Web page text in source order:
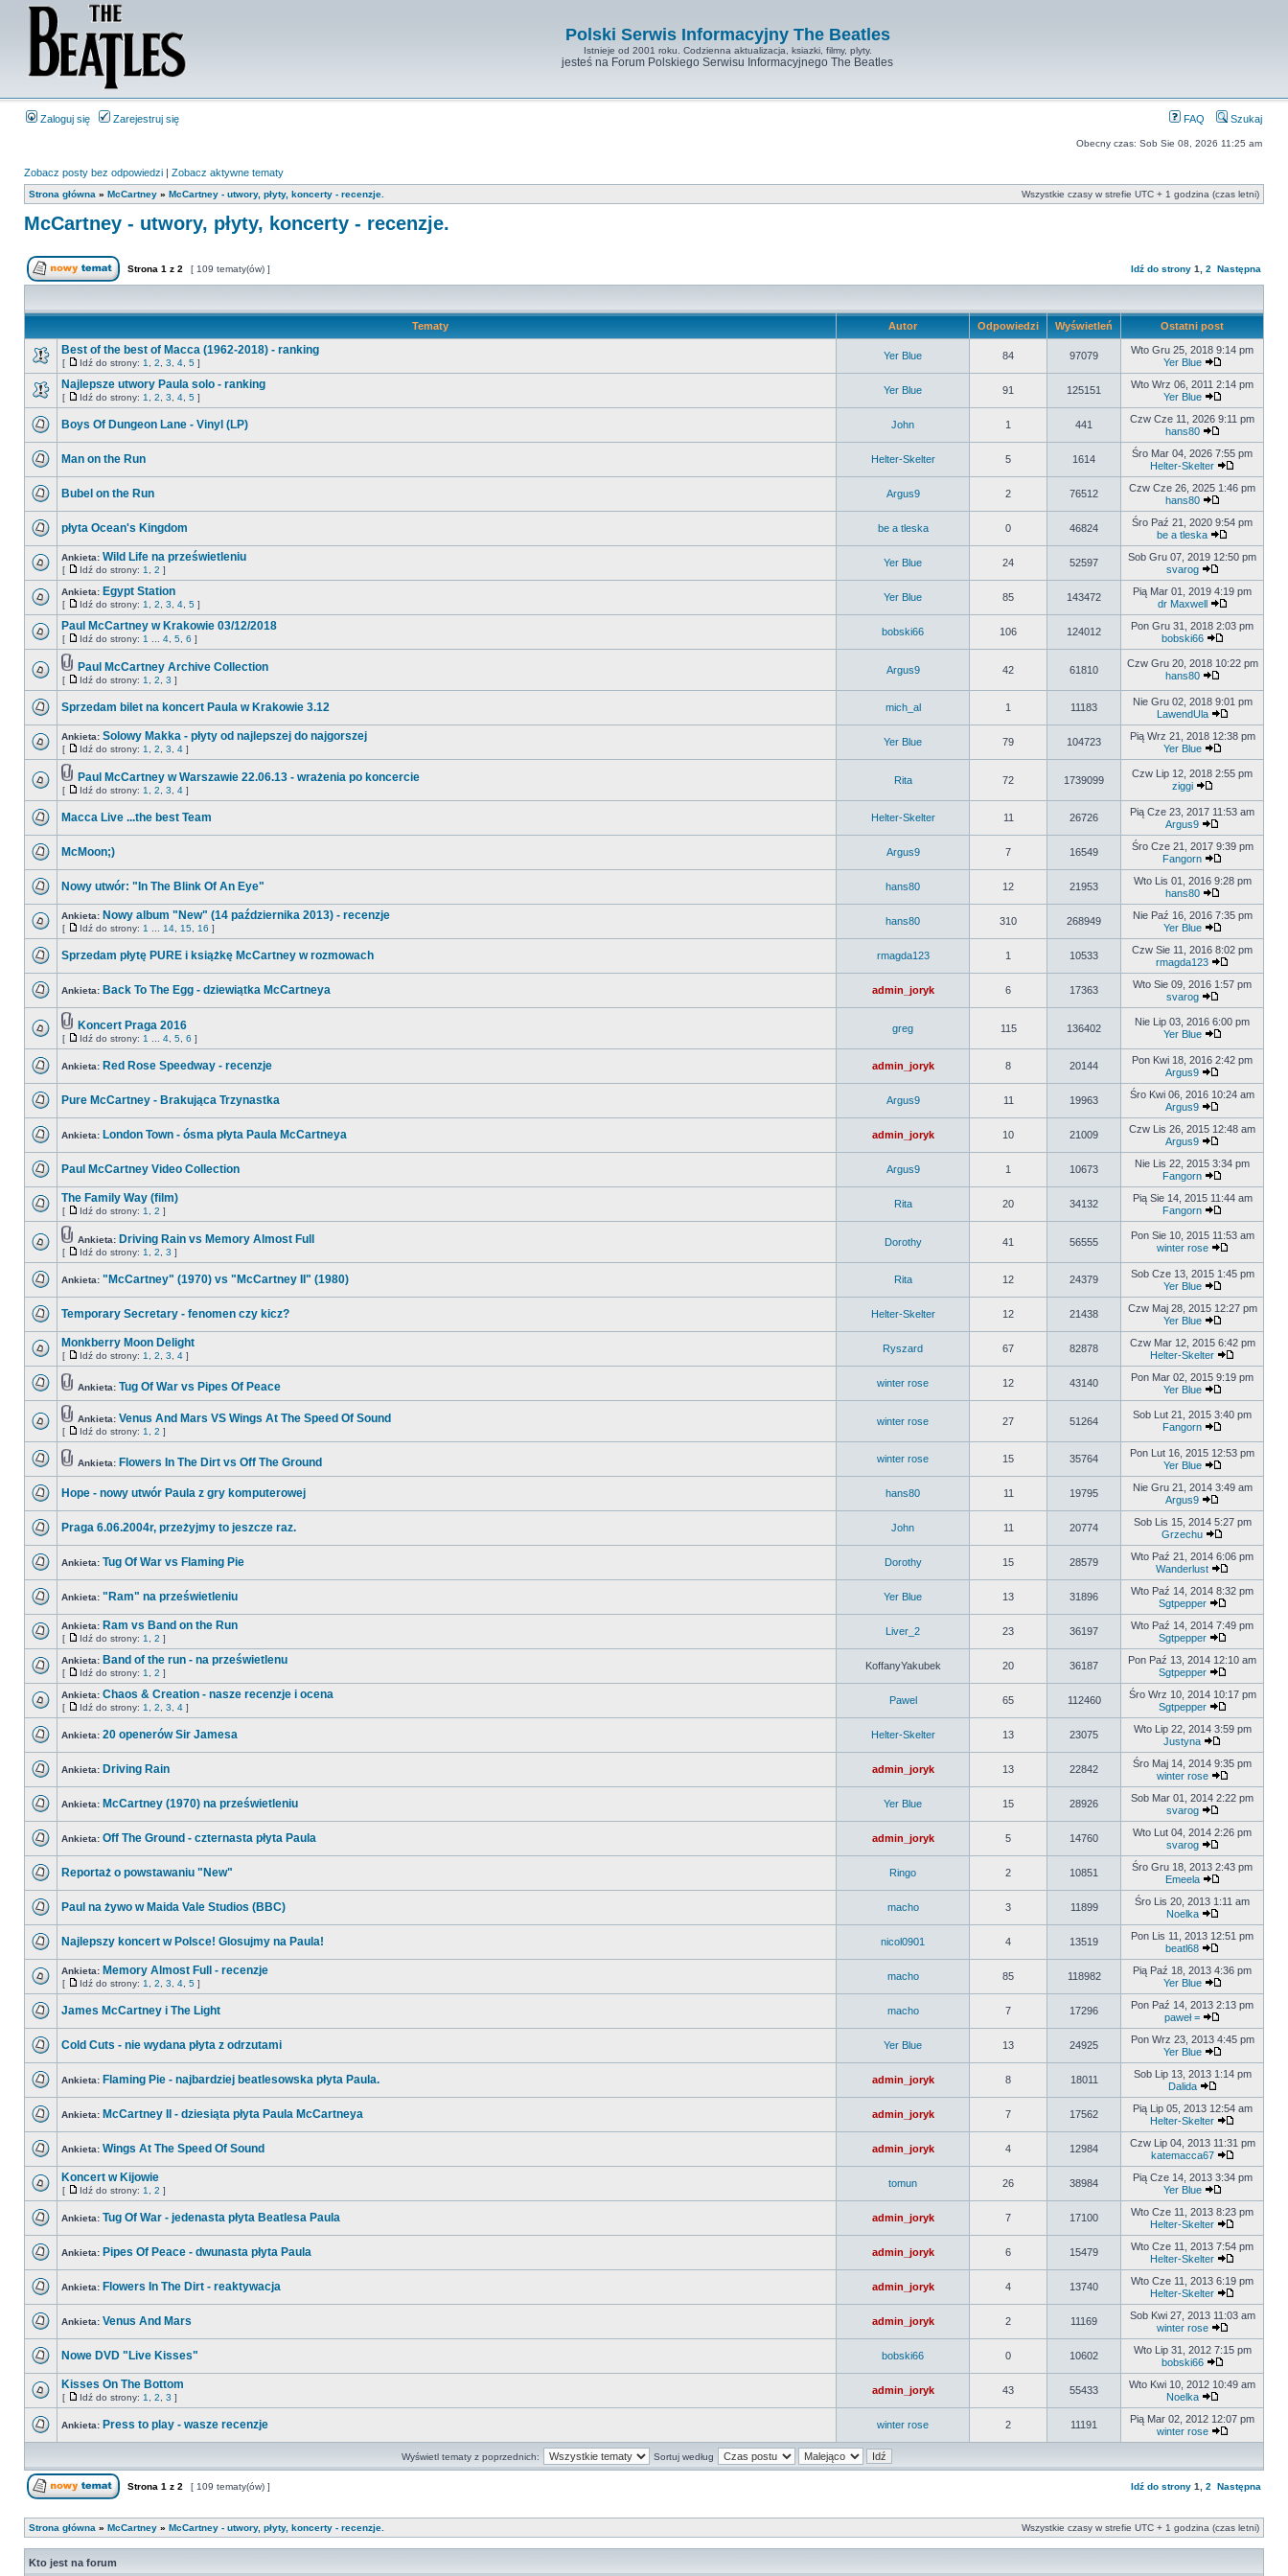
Polski Serwis Informacyjny The Beatles
Istnieje od 2001 roku. Codzienna aktualizacja, ksiazki, filmy, plyty.
jesteś na Forum Polskiego Serwisu Informacyjnego The Beatles
Zaloguj się Zarejestruj się FAQ Szukaj
Obecny czas: Sob Sie 08, 2026 11:25 am
Zobacz posty bez odpowiedzi | Zobacz aktywne tematy
Strona główna » McCartney » McCartney - utwory, płyty, koncerty - recenzje. Wszystkie czasy w strefie UTC + 1 godzina (czas letni)
McCartney - utwory, płyty, koncerty - recenzje.
Strona 1 z 2 [ 109 tematy(ów) ] Idź do strony 1 2 Następna
Tematy Autor Odpowiedzi Wyświetleń Ostatni post
Best of the best of Macca (1962-2018) - ranking
[ Idź do strony: 1 2 3 4 5 ]
Yer Blue 84 97079
Wto Gru 25, 2018 9:14 pm
Yer Blue
Najlepsze utwory Paula solo - ranking
[ Idź do strony: 1 2 3 4 5 ]
Yer Blue 91 125151
Wto Wrz 06, 2011 2:14 pm
Yer Blue
Boys Of Dungeon Lane - Vinyl (LP) John 1 441
Czw Cze 11, 2026 9:11 pm
hans80
Man on the Run Helter-Skelter 5 1614
Śro Mar 04, 2026 7:55 pm
Helter-Skelter
Bubel on the Run Argus9 2 76512
Czw Cze 26, 2025 1:46 pm
hans80
płyta Ocean's Kingdom be a tleska 0 46824
Śro Paź 21, 2020 9:54 pm
be a tleska
Ankieta: Wild Life na prześwietleniu
[ Idź do strony: 1 2 ]
Yer Blue 24 52597
Sob Gru 07, 2019 12:50 pm
svarog
Ankieta: Egypt Station
[ Idź do strony: 1 2 3 4 5 ]
Yer Blue 85 143472
Pią Mar 01, 2019 4:19 pm
dr Maxwell
Paul McCartney w Krakowie 03/12/2018
[ Idź do strony: 1 4 5 6 ]
bobski66 106 124012
Pon Gru 31, 2018 2:03 pm
bobski66
Paul McCartney Archive Collection
[ Idź do strony: 1 2 3 ]
Argus9 42 61810
Czw Gru 20, 2018 10:22 pm
hans80
Sprzedam bilet na koncert Paula w Krakowie 3.12 mich_al 1 11183
Nie Gru 02, 2018 9:01 pm
LawendUla
Ankieta: Solowy Makka - płyty od najlepszej do najgorszej
[ Idź do strony: 1 2 3 4 ]
Yer Blue 79 104723
Pią Wrz 21, 2018 12:38 pm
Yer Blue
Paul McCartney w Warszawie 22.06.13 - wrażenia po koncercie
[ Idź do strony: 1 2 3 4 ]
Rita 72 1739099
Czw Lip 12, 2018 2:55 pm
ziggi
Macca Live ...the best Team Helter-Skelter 11 26726
Pią Cze 23, 2017 11:53 am
Argus9
McMoon;) Argus9 7 16549
Śro Cze 21, 2017 9:39 pm
Fangorn
Nowy utwór: "In The Blink Of An Eye" hans80 12 21953
Wto Lis 01, 2016 9:28 pm
hans80
Ankieta: Nowy album "New" (14 października 2013) - recenzje
[ Idź do strony: 1 14 15 16 ]
hans80 310 268949
Nie Paź 16, 2016 7:35 pm
Yer Blue
Sprzedam płytę PURE i książkę McCartney w rozmowach rmagda123 1 10533
Czw Sie 11, 2016 8:02 pm
rmagda123
Ankieta: Back To The Egg - dziewiątka McCartneya admin_joryk 6 17363
Wto Sie 09, 2016 1:57 pm
svarog
Koncert Praga 2016
[ Idź do strony: 1 4 5 6 ]
greg 115 136402
Nie Lip 03, 2016 6:00 pm
Yer Blue
Ankieta: Red Rose Speedway - recenzje admin_joryk 8 20144
Pon Kwi 18, 2016 2:42 pm
Argus9
Pure McCartney - Brakująca Trzynastka Argus9 11 19963
Śro Kwi 06, 2016 10:24 am
Argus9
Ankieta: London Town - ósma płyta Paula McCartneya admin_joryk 10 21009
Czw Lis 26, 2015 12:48 am
Argus9
Paul McCartney Video Collection Argus9 1 10673
Nie Lis 22, 2015 3:34 pm
Fangorn
The Family Way (film)
[ Idź do strony: 1 2 ]
Rita 20 34132
Pią Sie 14, 2015 11:44 am
Fangorn
Ankieta: Driving Rain vs Memory Almost Full
[ Idź do strony: 1 2 3 ]
Dorothy 41 56555
Pon Sie 10, 2015 11:53 am
winter rose
Ankieta: "McCartney" (1970) vs "McCartney II" (1980) Rita 12 24379
Sob Cze 13, 2015 1:45 pm
Yer Blue
Temporary Secretary - fenomen czy kicz? Helter-Skelter 12 21438
Czw Maj 28, 2015 12:27 pm
Yer Blue
Monkberry Moon Delight
[ Idź do strony: 1 2 3 4 ]
Ryszard 67 82878
Czw Mar 12, 2015 6:42 pm
Helter-Skelter
Ankieta: Tug Of War vs Pipes Of Peace winter rose 12 43140
Pon Mar 02, 2015 9:19 pm
Yer Blue
Ankieta: Venus And Mars VS Wings At The Speed Of Sound
[ Idź do strony: 1 2 ]
winter rose 27 51264
Sob Lut 21, 2015 3:40 pm
Fangorn
Ankieta: Flowers In The Dirt vs Off The Ground winter rose 15 35764
Pon Lut 16, 2015 12:53 pm
Yer Blue
Hope - nowy utwór Paula z gry komputerowej hans80 11 19795
Nie Gru 21, 2014 3:49 am
Argus9
Praga 6.06.2004r, przeżyjmy to jeszcze raz. John 11 20774
Sob Lis 15, 2014 5:27 pm
Grzechu
Ankieta: Tug Of War vs Flaming Pie Dorothy 15 28579
Wto Paź 21, 2014 6:06 pm
Wanderlust
Ankieta: "Ram" na prześwietleniu Yer Blue 13 31896
Wto Paź 14, 2014 8:32 pm
Sgtpepper
Ankieta: Ram vs Band on the Run
[ Idź do strony: 1 2 ]
Liver_2 23 36197
Wto Paź 14, 2014 7:49 pm
Sgtpepper
Ankieta: Band of the run - na prześwietlenu
[ Idź do strony: 1 2 ]
KoffanyYakubek 20 36187
Pon Paź 13, 2014 12:10 am
Sgtpepper
Ankieta: Chaos & Creation - nasze recenzje i ocena
[ Idź do strony: 1 2 3 4 ]
Pawel 65 112460
Śro Wrz 10, 2014 10:17 pm
Sgtpepper
Ankieta: 20 openerów Sir Jamesa Helter-Skelter 13 23075
Wto Lip 22, 2014 3:59 pm
Justyna
Ankieta: Driving Rain admin_joryk 13 22842
Śro Maj 14, 2014 9:35 pm
winter rose
Ankieta: McCartney (1970) na prześwietleniu Yer Blue 15 28926
Sob Mar 01, 2014 2:22 pm
svarog
Ankieta: Off The Ground - czternasta płyta Paula admin_joryk 5 14760
Wto Lut 04, 2014 2:26 pm
svarog
Reportaż o powstawaniu "New" Ringo 2 10851
Śro Gru 18, 2013 2:43 pm
Emeela
Paul na żywo w Maida Vale Studios (BBC) macho 3 11899
Śro Lis 20, 2013 1:11 am
Noelka
Najlepszy koncert w Polsce! Glosujmy na Paula! nicol0901 4 13519
Pon Lis 11, 2013 12:51 pm
beatl68
Ankieta: Memory Almost Full - recenzje
[ Idź do strony: 1 2 3 4 5 ]
macho 85 118982
Pią Paź 18, 2013 4:36 pm
Yer Blue
James McCartney i The Light macho 7 17296
Pon Paź 14, 2013 2:13 pm
paweł =
Cold Cuts - nie wydana płyta z odrzutami Yer Blue 13 24925
Pon Wrz 23, 2013 4:45 pm
Yer Blue
Ankieta: Flaming Pie - najbardziej beatlesowska płyta Paula. admin_joryk 8 18011
Sob Lip 13, 2013 1:14 pm
Dalida
Ankieta: McCartney II - dziesiąta płyta Paula McCartneya admin_joryk 7 17562
Pią Lip 05, 2013 12:54 am
Helter-Skelter
Ankieta: Wings At The Speed Of Sound admin_joryk 4 12984
Czw Lip 04, 2013 11:31 pm
katemacca67
Koncert w Kijowie
[ Idź do strony: 1 2 ]
tomun 26 38984
Pią Cze 14, 2013 3:34 pm
Yer Blue
Ankieta: Tug Of War - jedenasta płyta Beatlesa Paula admin_joryk 7 17100
Wto Cze 11, 2013 8:23 pm
Helter-Skelter
Ankieta: Pipes Of Peace - dwunasta płyta Paula admin_joryk 6 15479
Wto Cze 11, 2013 7:54 pm
Helter-Skelter
Ankieta: Flowers In The Dirt - reaktywacja admin_joryk 4 13740
Wto Cze 11, 2013 6:19 pm
Helter-Skelter
Ankieta: Venus And Mars admin_joryk 2 11169
Sob Kwi 27, 2013 11:03 am
winter rose
Nowe DVD "Live Kisses" bobski66 0 10602
Wto Lip 31, 2012 7:15 pm
bobski66
Kisses On The Bottom
[ Idź do strony: 1 2 3 ]
admin_joryk 43 55433
Wto Kwi 10, 2012 10:49 am
Noelka
Ankieta: Press to play - wasze recenzje winter rose 2 11191
Pią Mar 02, 2012 12:07 pm
winter rose
Wyświetl tematy z poprzednich: Sortuj według
Strona 1 z 2 [ 109 tematy(ów) ] Idź do strony 1 2 Następna
Strona główna » McCartney » McCartney - utwory, płyty, koncerty - recenzje. Wszystkie czasy w strefie UTC + 1 godzina (czas letni)
Kto jest na forum